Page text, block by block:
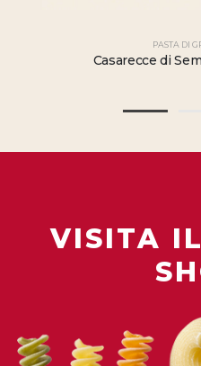
PASTA DI
Casarecce di
VISITA